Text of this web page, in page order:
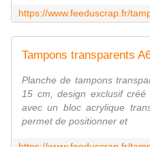
Tampons transparents
Planche de tampons
15 cm, design exclusif
avec un bloc acrylique
permet de positionner et